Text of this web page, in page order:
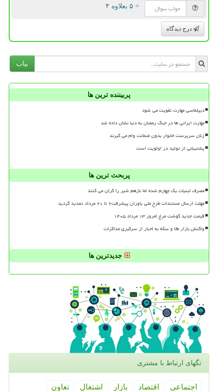
= ۵ بعلاوه ۴
درج دیدگاه
بیاب
پربیننده ترین ها
دیپلماسی مهارت تقویت می شود
مهارت ایرانی ها در جنگ رمضان به دنیا نشان داده شد
زنان سرپرست خانوار بدون ضمانت وام می گیرند
پشتیبانی از تولید در اولویت است
پربحث ترین ها
مصرف لبنیات یک چهارم شده اما بازهم شیر را گران می کنند
مهلت ارسال مستندات طرح ملی یاوران پیشرفت۲ تا ۲۰ مرداد تمدید گردید
قیمت جدید گوشت مرغ امروز ۱۳ مرداد ۱۴۰۵
واکنش بازار طلا و سکه به اخبار از سرگیری مذاکرات
جدیدترین ها
تگهای ارتباط با مشتری
اجتماعی اقتصاد بازار اشتغال تعاون